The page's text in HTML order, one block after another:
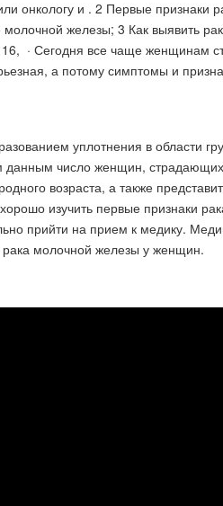
онкологу и . 2 Первые признаки
железы; 3 Как выявить
· Сегодня все чаще женщинам
а потому симптомы и
уплотнения в области
данным число женщин,
возраста, а также
изучить первые признаки
прийти на прием к медику.
рака молочной железы у женщин.